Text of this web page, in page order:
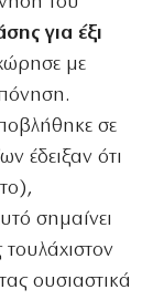
για έξι
με
σε
έδειξαν ότι
σημαίνει
τουλάχιστον
ουσιαστικά